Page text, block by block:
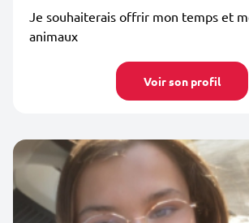
Je souhaiterais offrir mon temps et
animaux
Voir son profil